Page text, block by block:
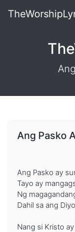
Ang Pasko
Ang Pasko ay
Tayo ay
Ng
Dahil sa ang
Nang si Kristo